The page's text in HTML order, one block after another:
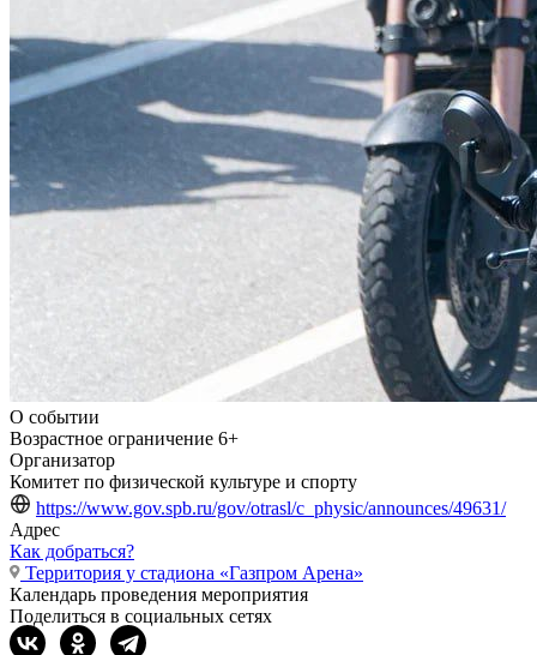
О событии
Возрастное ограничение 6+
Организатор
Комитет по физической культуре и спорту
https://www.gov.spb.ru/gov/otrasl/c_physic/announces/49631/
Адрес
Как добраться?
Территория у стадиона «Газпром Арена»
Календарь проведения мероприятия
Поделиться в социальных сетях